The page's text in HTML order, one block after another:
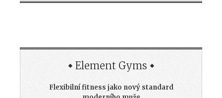
Element Gyms
Flexibilní fitness jako nový standard